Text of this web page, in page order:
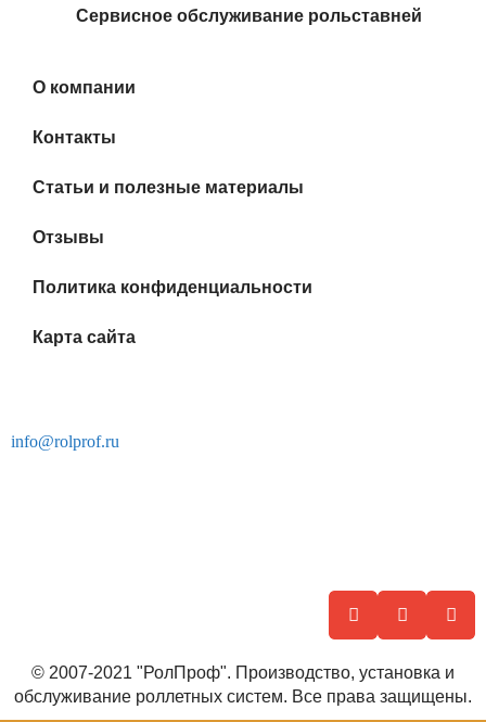
Сервисное обслуживание рольставней
О компании
Контакты
Статьи и полезные материалы
Отзывы
Политика конфиденциальности
Карта сайта
info@rolprof.ru
© 2007-2021 "РолПроф". Производство, установка и
обслуживание роллетных систем. Все права защищены.